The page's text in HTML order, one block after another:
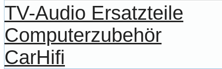
TV-Audio Ersatzteile
Computerzubehör
CarHifi